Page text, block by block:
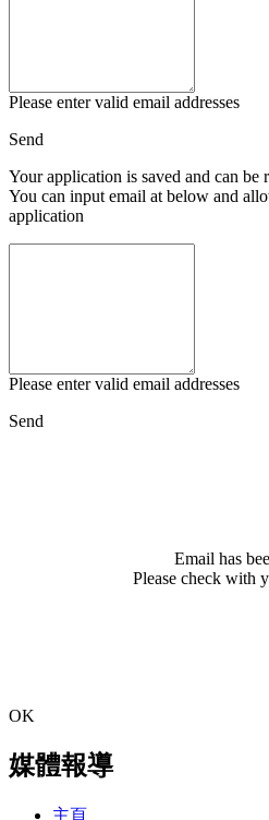
Please enter valid email addresses
Send
Your application is saved and can be
You can input email at below and
application
Please enter valid email addresses
Send
Email has
Please check with
OK
媒體報導
主頁